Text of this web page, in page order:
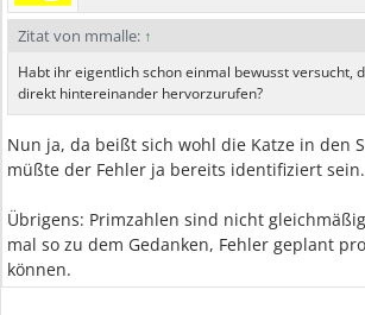
Zitat von mmalle: ↑
Habt ihr eigentlich schon einmal bewusst versucht,
direkt hintereinander hervorzurufen?
Nun ja, da beißt sich wohl die Katze in den
müßte der Fehler ja bereits identifiziert sein.
Übrigens: Primzahlen sind nicht
mal so zu dem Gedanken, Fehler geplant
können.